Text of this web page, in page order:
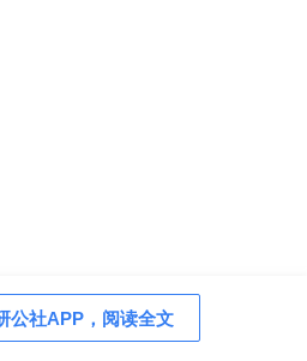
公社APP，阅读全文